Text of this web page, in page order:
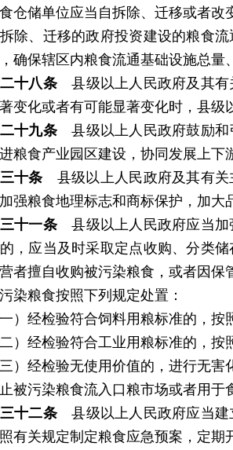
储单位应当自拆除、迁移或者改
、迁移的政府投资建设的粮食流
确保辖区内粮食流通基础设施总量
十八条县级以上人民政府及其有
变化或者有可能显著变化时，县
十九条县级以上人民政府鼓励和
粮食产业园区建设，协同发展上
十条 县级以上人民政府及其有关
强粮食地理标志和商标保护，加
十一条县级以上人民政府应当加
，应当及时采取定点收购、分类
者擅自收购被污染粮食，或者因
粮食按照下列规定处置：
经检验符合饲料用粮标准的，按
经检验符合工业用粮标准的，按
经检验无使用价值的，进行无害
污染粮食流入口粮市场或者用于
十二条县级以上人民政府应当建
有关规定制定粮食应急预案，定期